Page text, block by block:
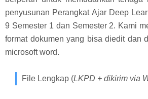
penyusunan Perangkat Ajar Deep
9 Semester 1 dan Semester 2. Kami
format dokumen yang bisa diedit dan
microsoft word.
File Lengkap (LKPD + dikirim via